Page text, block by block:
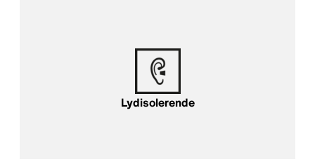
Lydisolerende